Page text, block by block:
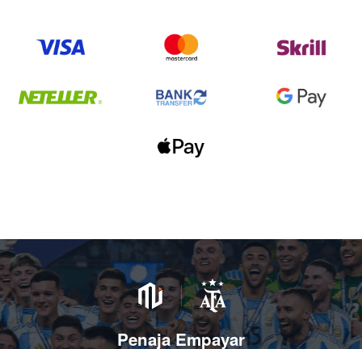
Penaja Empayar